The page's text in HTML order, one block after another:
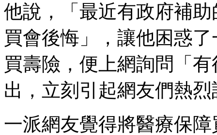
他說，「最近有政府補
買會後悔」，讓他困惑
買壽險，便上網詢問「
出，立刻引起網友們熱烈
一派網友覺得將醫療保